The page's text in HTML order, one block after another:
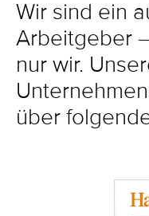
Wir sind ein
Arbeitgeber
nur wir.
über